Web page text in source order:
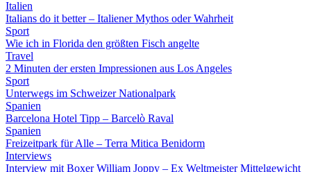
Italien
Italians do it better – Italiener Mythos oder Wahrheit
Sport
Wie ich in Florida den größten Fisch angelte
Travel
2 Minuten der ersten Impressionen aus Los Angeles
Sport
Unterwegs im Schweizer Nationalpark
Spanien
Barcelona Hotel Tipp – Barcelò Raval
Spanien
Freizeitpark für Alle – Terra Mitica Benidorm
Interviews
Interview mit Boxer William Joppy – Ex Weltmeister Mittelgewicht